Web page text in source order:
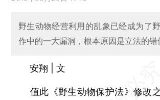
野生动物经营利用的乱象已经成为了
作中的一大漏洞，根本原因是立法的错
安翔 | 文
值此《野生动物保护法》修改